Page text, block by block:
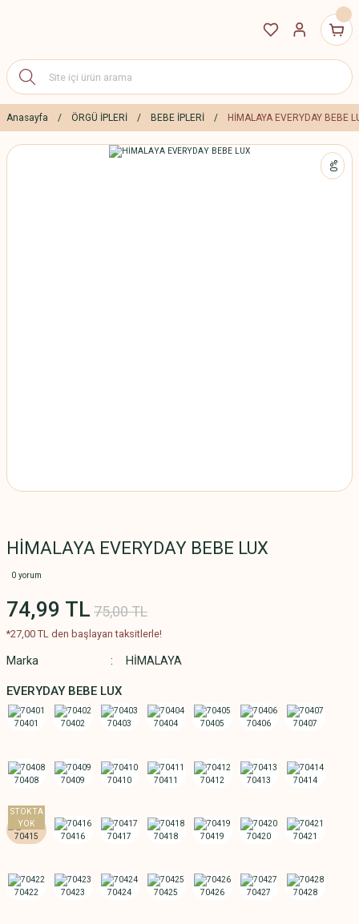
Anasayfa ÖRGÜ İPLERİ BEBE İPLERİ HİMALAYA EVERYDAY BEBE
%0
HİMALAYA EVERYDAY BEBE LUX
0 yorum
74,99 TL 75,00 TL
*27,00 TL den başlayan taksitlerle!
Marka HİMALAYA
EVERYDAY BEBE LUX